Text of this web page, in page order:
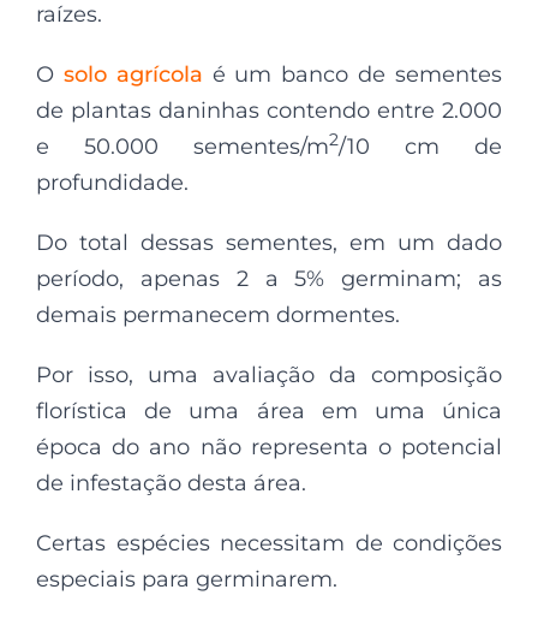
raízes.
O solo agrícola é um banco de sementes
de plantas daninhas contendo entre 2.000
e 50.000 sementes/m2/10 cm de
profundidade.
Do total dessas sementes, em um dado
período, apenas 2 a 5% germinam; as
demais permanecem dormentes.
Por isso, uma avaliação da composição
florística de uma área em uma única
época do ano não representa o potencial
de infestação desta área.
Certas espécies necessitam de condições
especiais para germinarem.